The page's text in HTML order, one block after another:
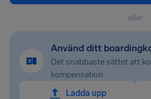
eller
Använd ditt
Det snabbaste sättet att
kompensation
Ladda upp